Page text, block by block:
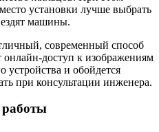
установки лучше выбрать
машины.
современный способ
доступ к изображениям
устройства и обойдется
при консультации инженера.